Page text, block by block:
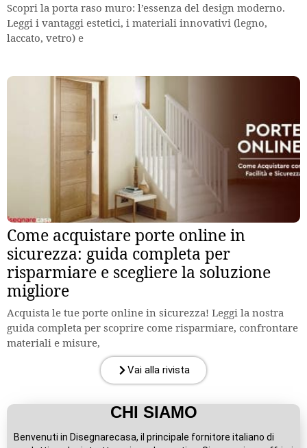
Scopri la porta raso muro: l’essenza del design moderno.
Leggi i vantaggi estetici, i materiali innovativi (legno,
laccato, vetro) e
Come acquistare porte online in
sicurezza: guida completa per
risparmiare e scegliere la soluzione
migliore
Acquista le tue porte online in sicurezza! Leggi la nostra
guida completa per scoprire come risparmiare, confrontare
materiali e misure,
Vai alla rivista
CHI SIAMO
Benvenuti in Disegnarecasa, il principale fornitore italiano di